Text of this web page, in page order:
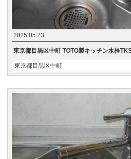
2025.05.23
東京都目黒区中町 TOTO製キッチン水栓
東京都目黒区中町